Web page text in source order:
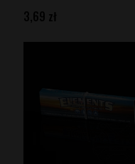
3,69 zł